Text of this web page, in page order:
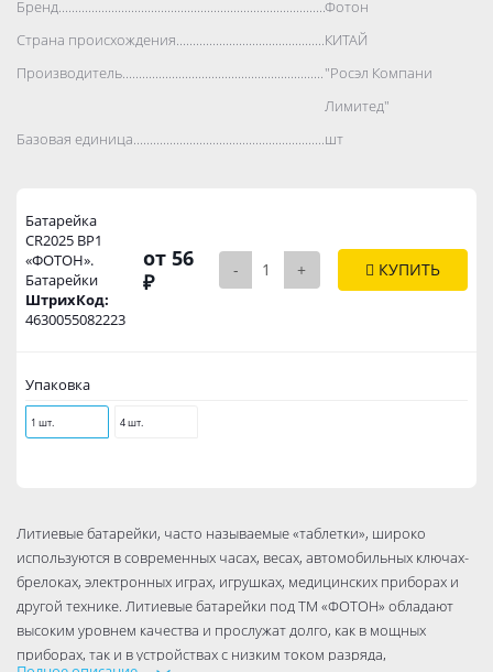
Бренд..................................................................................Фотон
Страна происхождения..................................................................................
КИТАЙ
Производитель..................................................................................
"Росэл Компани
Лимитед"
Базовая единица..................................................................................
шт
Батарейка
CR2025 ВР1
«ФОТОН».
Батарейки
ШтрихКод:
4630055082223
от 56
₽
- + КУПИТЬ
Упаковка
1 шт. 4 шт.
Литиевые батарейки, часто называемые «таблетки», широко
используются в современных часах, весах, автомобильных ключах-
брелоках, электронных играх, игрушках, медицинских приборах и
другой технике. Литиевые батарейки под ТМ «ФОТОН» обладают
высоким уровнем качества и прослужат долго, как в мощных
приборах, так и в устройствах с низким током разряда,